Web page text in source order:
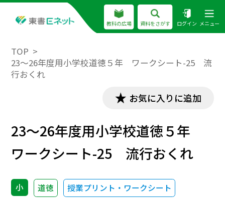
教科の広場 資料をさがす ログイン メニュー
TOP
23～26年度用小学校道徳５年 ワークシート-25 流
行おくれ
お気に入りに追加
23～26年度用小学校道徳５年
ワークシート-25 流行おくれ
小 道徳 授業プリント・ワークシート